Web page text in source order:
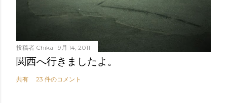
投稿者 Chika 9月 14, 2011
関西へ行きましたよ。
共有 23 件のコメント